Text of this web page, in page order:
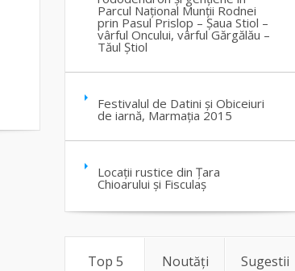
Parcul Național Munții Rodnei
prin Pasul Prislop – Șaua Stiol –
vârful Oncului, vârful Gărgălău –
Tăul Știol
Festivalul de Datini și Obiceiuri
de iarnă, Marmația 2015
Locații rustice din Țara
Chioarului și Fisculaș
Top 5 Noutăți Sugestii